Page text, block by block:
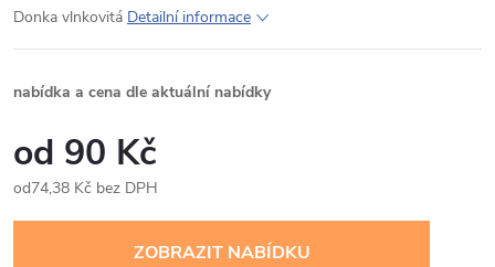
Donka vlnkovitá Detailní informace
nabídka a cena dle aktuální nabídky
90 Kč
74,38 Kč bez DPH